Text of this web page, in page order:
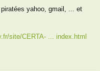
yahoo, gmail, ... et
site/CERTA- ... index.html